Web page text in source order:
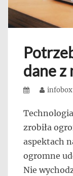
dane z
PostedAuthor
infobox
zrobiła
aspektach
ogromne
Nie